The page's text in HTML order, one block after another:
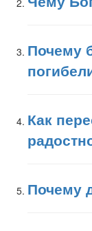
Почему
Как
Почему